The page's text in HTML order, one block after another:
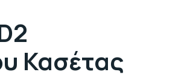
Κασέτας